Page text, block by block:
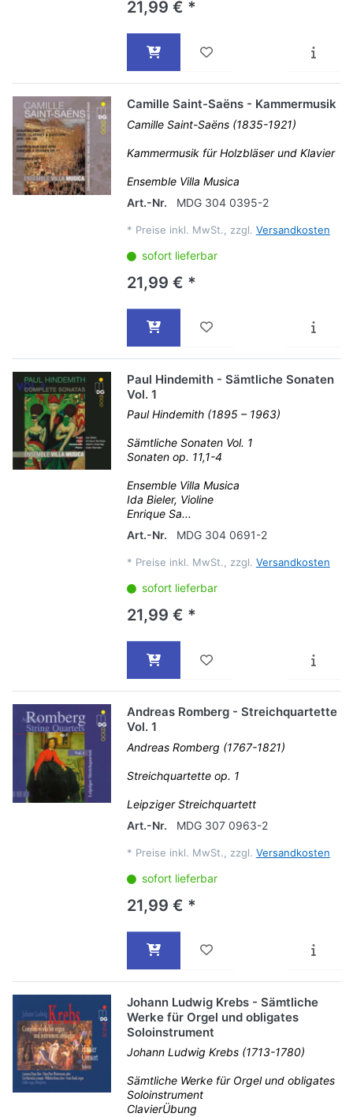
21,99 € *
Camille Saint-Saëns - Kammermusik
Camille Saint-Saëns (1835-1921)
Kammermusik für Holzbläser und Klavier
Ensemble Villa Musica
Art.-Nr.
MDG 304 0395-2
* Preise inkl. MwSt., zzgl. Versandkosten
sofort lieferbar
21,99 € *
Paul Hindemith - Sämtliche Sonaten
Vol. 1
Paul Hindemith (1895 – 1963)
Sämtliche Sonaten Vol. 1
Sonaten op. 11,1-4
Ensemble Villa Musica
Ida Bieler, Violine
Enrique Sa...
Art.-Nr.
MDG 304 0691-2
* Preise inkl. MwSt., zzgl. Versandkosten
sofort lieferbar
21,99 € *
Andreas Romberg - Streichquartette
Vol. 1
Andreas Romberg (1767-1821)
Streichquartette op. 1
Leipziger Streichquartett
Art.-Nr.
MDG 307 0963-2
* Preise inkl. MwSt., zzgl. Versandkosten
sofort lieferbar
21,99 € *
Johann Ludwig Krebs - Sämtliche
Werke für Orgel und obligates
Soloinstrument
Johann Ludwig Krebs (1713-1780)
Sämtliche Werke für Orgel und obligates
Soloinstrument
ClavierÜbung